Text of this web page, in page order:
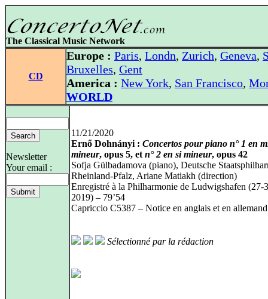
The Classical Music Network
CD
Europe : Paris, Londn, Zurich, Geneva,
Bruxelles, Gent
America : New York, San Francisco,
WORLD
Newsletter
Your email :
11/21/2020
Ernő Dohnányi : Concertos pour piano n° 1 en
mineur, opus 5, et n° 2 en si mineur, opus 42
Sofja Gülbadamova (piano), Deutsche
Rheinland-Pfalz, Ariane Matiakh (direction)
Enregistré à la Philharmonie de Ludwigshafen (27-
2019) – 79’54
Capriccio C5387 – Notice en anglais et en allemand
Sélectionné par la rédaction